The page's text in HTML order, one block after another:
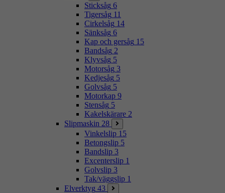
Sticksåg 6
Tigersåg 11
Cirkelsåg 14
Sänksåg 6
Kap och gersåg 15
Bandsåg 2
Klyvsåg 5
Motorsåg 3
Kedjesåg 5
Golvsåg 5
Motorkap 9
Stensåg 5
Kakelskärare 2
Slipmaskin 28
Vinkelslip 15
Betongslip 5
Bandslip 3
Excenterslip 1
Golvslip 3
Tak/väggslip 1
Elverktyg 43